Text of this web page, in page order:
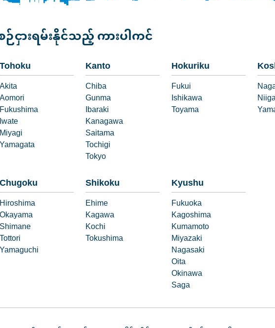
ားရမ်းနိုင်သည့် ကားပါကင်
Tohoku
Akita
Aomori
Fukushima
Iwate
Miyagi
Yamagata
Kanto
Chiba
Gunma
Ibaraki
Kanagawa
Saitama
Tochigi
Tokyo
Hokuriku
Fukui
Ishikawa
Toyama
Chugoku
Hiroshima
Okayama
Shimane
Tottori
Yamaguchi
Shikoku
Ehime
Kagawa
Kochi
Tokushima
Kyushu
Fukuoka
Kagoshima
Kumamoto
Miyazaki
Nagasaki
Oita
Okinawa
Saga